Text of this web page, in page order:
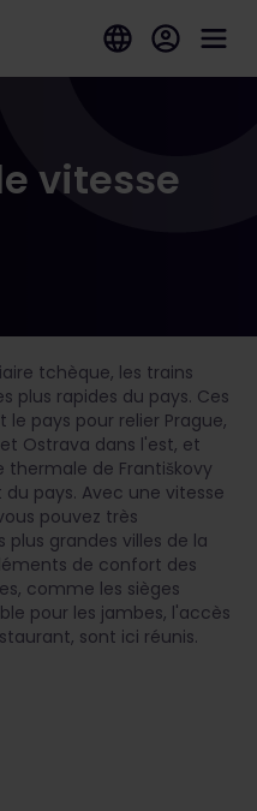
vitesse
tchèque, les trains
plus rapides du pays. Ces
pays pour relier Prague,
Ostrava dans l'est, et
thermale de Františkovy
du pays. Avec une vitesse
pouvez très
grandes villes de la
de confort des
comme les sièges
pour les jambes, l'accès
sont ici réunis.